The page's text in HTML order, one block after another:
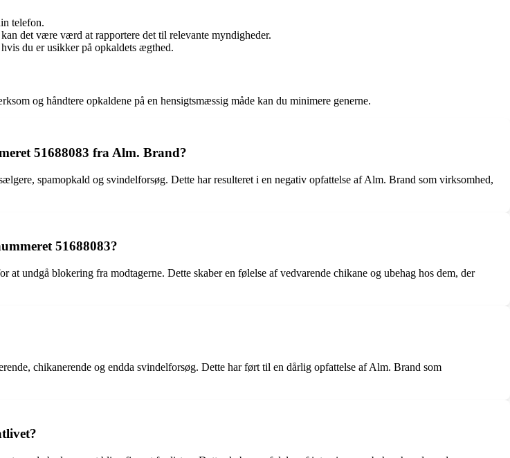
telefon.
det være værd at rapportere det til relevante myndigheder.
du er usikker på opkaldets ægthed.
og håndtere opkaldene på en hensigtsmæssig måde kan du minimere generne.
51688083 fra Alm. Brand?
spamopkald og svindelforsøg. Dette har resulteret i en negativ opfattelse af Alm. Brand som virksomhed,
51688083?
undgå blokering fra modtagerne. Dette skaber en følelse af vedvarende chikane og ubehag hos dem, der
chikanerende og endda svindelforsøg. Dette har ført til en dårlig opfattelse af Alm. Brand som